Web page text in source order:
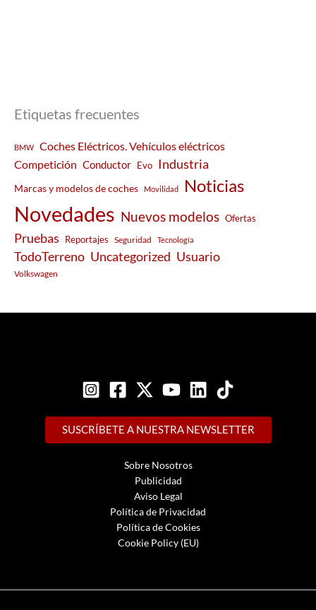
Etiquetas frecuentes
BMW
Coches Eléctricos. Vehículos eléctricos
Competición Conductor Evo Industria
Marcas y modelos de coches Movilidad Noticias
Novedades Nuevos modelos Ofertas
Pruebas Reportajes Seguridad Tecnología
TodoTerreno Uncategorized Usuario
Volkswagen
SUSCRÍBETE A NUESTRA NEWSLETTER
Sobre Nosotros
Publicidad
Aviso Legal
Política de Privacidad
Política de Cookies
Cookie Policy (EU)